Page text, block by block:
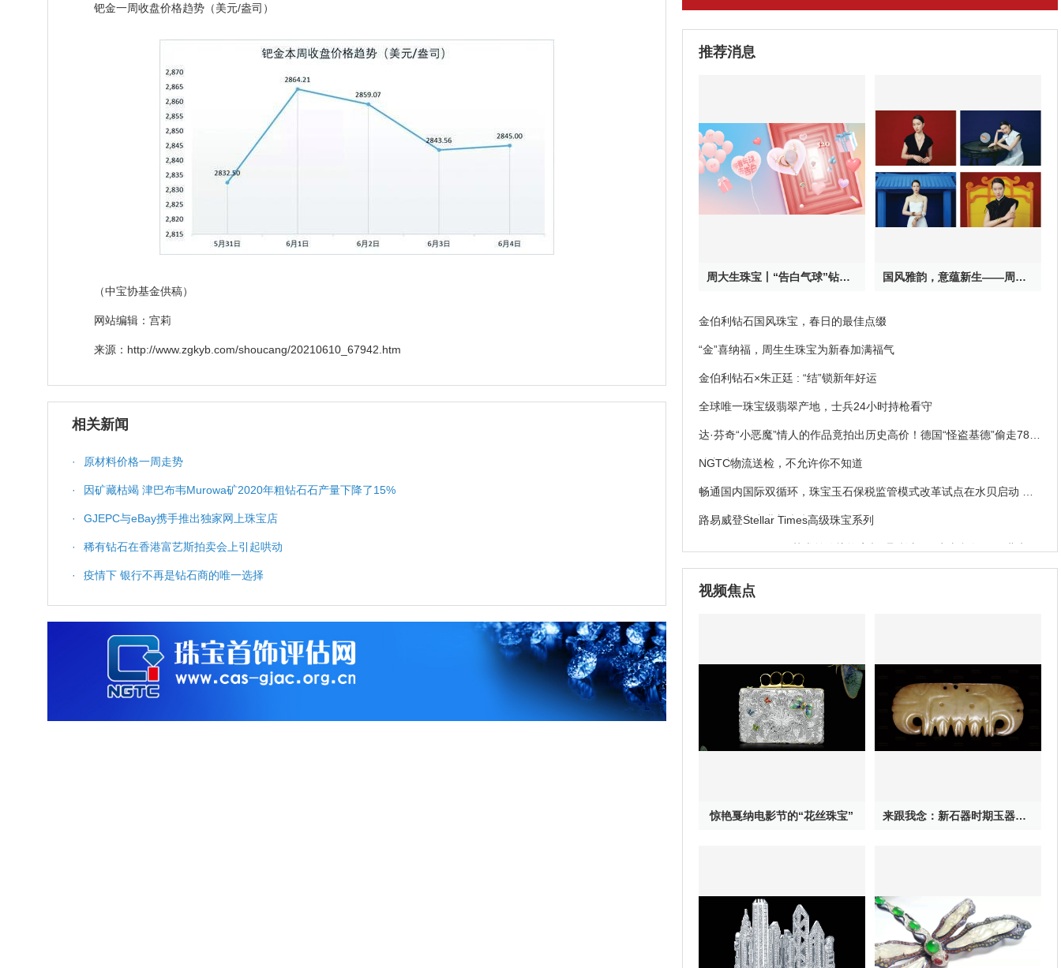
钯金一周收盘价格趋势（美元/盎司）
（中宝协基金供稿）
网站编辑：宫莉
来源：http://www.zgkyb.com/shoucang/20210610_67942.htm
相关新闻
· 原材料价格一周走势
· 因矿藏枯竭 津巴布韦Murowa矿2020年粗钻石石产量下降了15%
· GJEPC与eBay携手推出独家网上珠宝店
· 稀有钻石在香港富艺斯拍卖会上引起哄动
· 疫情下 银行不再是钻石商的唯一选择
推荐消息
周大生珠宝丨“告白气球”钻石项链新品520甜蜜上新 国风雅韵，意蕴新生——周生生携手中国当代美学摄影师张家诚呈献珠宝大片
金伯利钻石国风珠宝，春日的最佳点缀
“金”喜纳福，周生生珠宝为新春加满福气
金伯利钻石×朱正廷 : “结”锁新年好运
全球唯一珠宝级翡翠产地，士兵24小时持枪看守
达·芬奇“小恶魔”情人的作品竟拍出历史高价！德国“怪盗基德”偷走78亿
珠宝破案
NGTC物流送检，不允许你不知道
畅通国内国际双循环，珠宝玉石保税监管模式改革试点在水贝启动 罗
湖开辟珠宝产业新未来
路易威登Stellar Times高级珠宝系列
视频焦点
惊艳戛纳电影节的“花丝珠宝” 来跟我念：新石器时期玉器其实特神奇